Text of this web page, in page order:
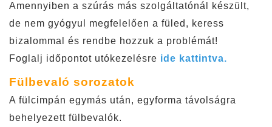
Amennyiben a szúrás más szolgáltatónál készült,
de nem gyógyul megfelelően a füled, keress
bizalommal és rendbe hozzuk a problémát!
Foglalj időpontot utókezelésre ide kattintva.
Fülbevaló sorozatok
A fülcimpán egymás után, egyforma távolságra
behelyezett fülbevalók.